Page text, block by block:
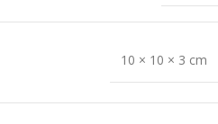
10 × 10 × 3 cm